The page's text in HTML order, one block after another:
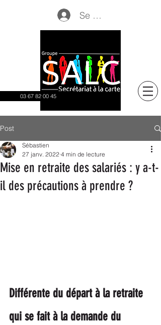
Se connecter
03 67 82 00 45
Post
Mise en retraite des salariés : y a-t-
il des précautions à prendre ?
Sébastien
27 janv. 2022 4 min de lecture
Différente du départ à la retraite
qui se fait à la demande du